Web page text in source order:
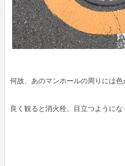
何故、あのマンホールの周りには
良く観ると消火栓。目立つようにな